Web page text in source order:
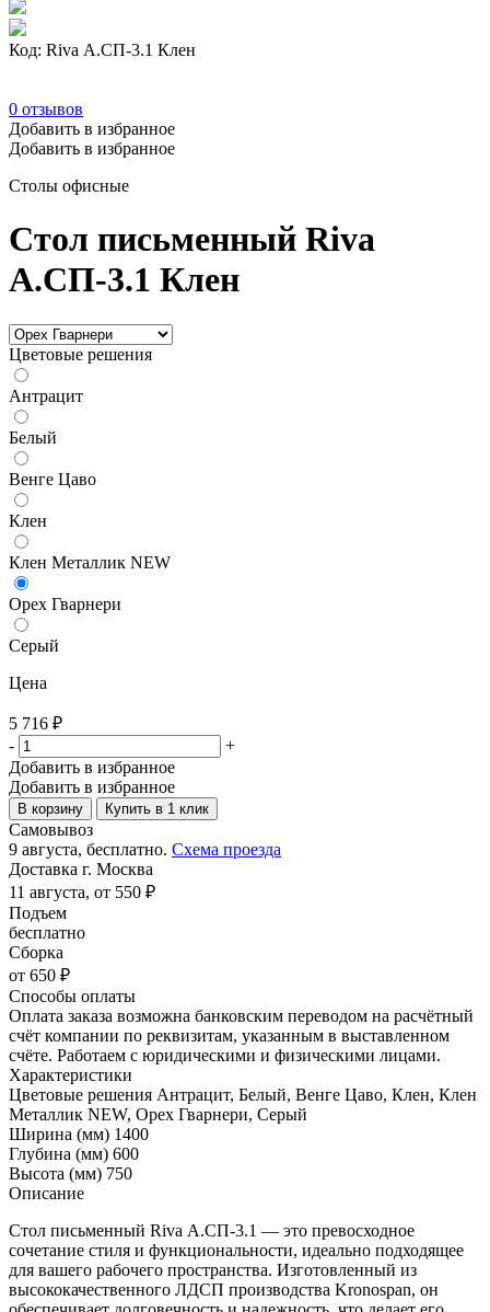
Код: Riva А.СП-3.1 Клен
0 отзывов
Добавить в избранное
Добавить в избранное
Столы офисные
Стол письменный Riva
А.СП-3.1 Клен
Цветовые решения
Антрацит
Белый
Венге Цаво
Клен
Клен Металлик NEW
Орех Гварнери
Серый
Цена
5 716 ₽
-
+
Добавить в избранное
Добавить в избранное
В корзину Купить в 1 клик
Самовывоз
9 августа, бесплатно. Схема проезда
Доставка г. Москва
11 августа, от 550 ₽
Подъем
бесплатно
Сборка
от 650 ₽
Способы оплаты
Оплата заказа возможна банковским переводом на расчётный
счёт компании по реквизитам, указанным в выставленном
счёте. Работаем с юридическими и физическими лицами.
Характеристики
Цветовые решения Антрацит, Белый, Венге Цаво, Клен, Клен
Металлик NEW, Орех Гварнери, Серый
Ширина (мм) 1400
Глубина (мм) 600
Высота (мм) 750
Описание
Стол письменный Riva А.СП-3.1 — это превосходное
сочетание стиля и функциональности, идеально подходящее
для вашего рабочего пространства. Изготовленный из
высококачественного ЛДСП производства Kronospan, он